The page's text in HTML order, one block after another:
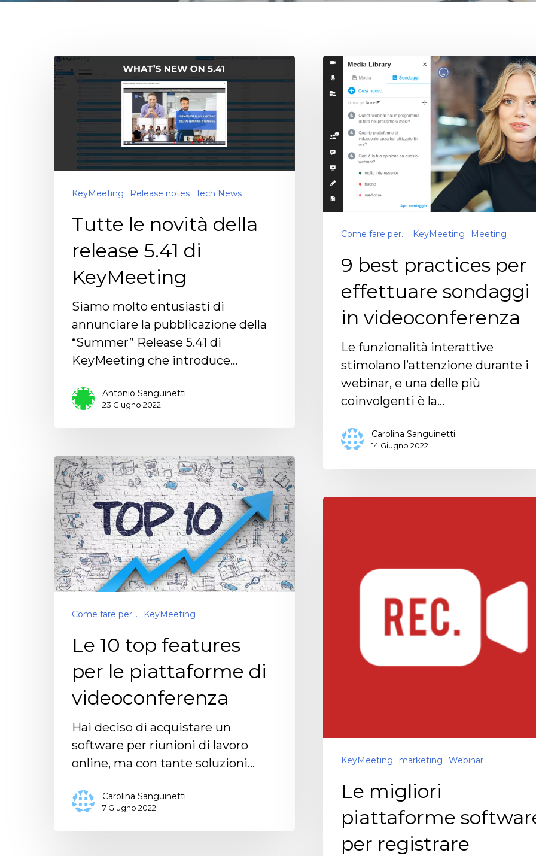
KeyMeeting Release notes Tech News
Tutte le novità della
release 5.41 di
KeyMeeting
Siamo molto entusiasti di
annunciare la pubblicazione della
“Summer” Release 5.41 di
KeyMeeting che introduce…
Antonio Sanguinetti
23 Giugno 2022
Come fare per... KeyMeeting Meeting
9 best practices per
effettuare sondaggi
in videoconferenza
Le funzionalità interattive
stimolano l’attenzione durante i
webinar, e una delle più
coinvolgenti è la…
Carolina Sanguinetti
14 Giugno 2022
Come fare per... KeyMeeting
Le 10 top features
per le piattaforme di
videoconferenza
Hai deciso di acquistare un
software per riunioni di lavoro
online, ma con tante soluzioni…
Carolina Sanguinetti
7 Giugno 2022
KeyMeeting marketing Webinar
Le migliori
piattaforme
per registrare